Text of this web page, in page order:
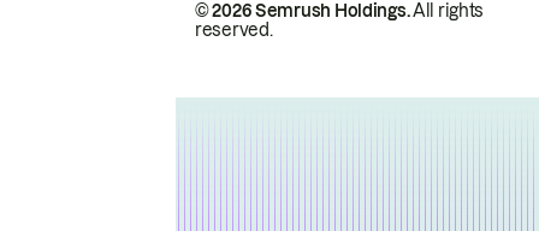
© 2026 Semrush Holdings.All rights
reserved.